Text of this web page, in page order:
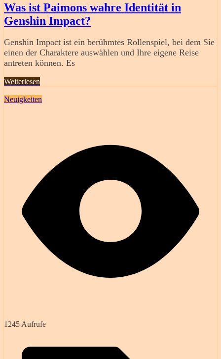
Was ist Paimons wahre Identität in
Genshin Impact?
Genshin Impact ist ein berühmtes Rollenspiel, bei dem Sie
einen der Charaktere auswählen und Ihre eigene Reise
antreten können. Es
Weiterlesen
Neuigkeiten
1245 Aufrufe